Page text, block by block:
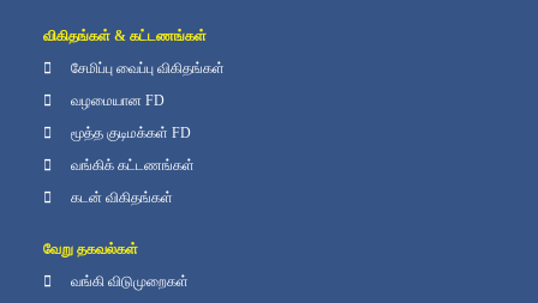
விகிதங்கள் & கட்டணங்கள்
சேமிப்பு வைப்பு விகிதங்கள்
வழமையான FD
மூத்த குடிமக்கள் FD
வங்கிக் கட்டணங்கள்
கடன் விகிதங்கள்
வேறு தகவல்கள்
வங்கி விடுமுறைகள்